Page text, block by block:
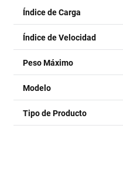
Índice de Carga
Índice de Velocidad
Peso Máximo
Modelo
Tipo de Producto